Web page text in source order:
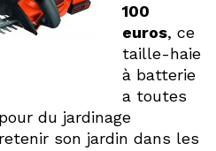
100
euros, ce
taille-haie
à batterie
a toutes
du jardinage
son jardin dans les